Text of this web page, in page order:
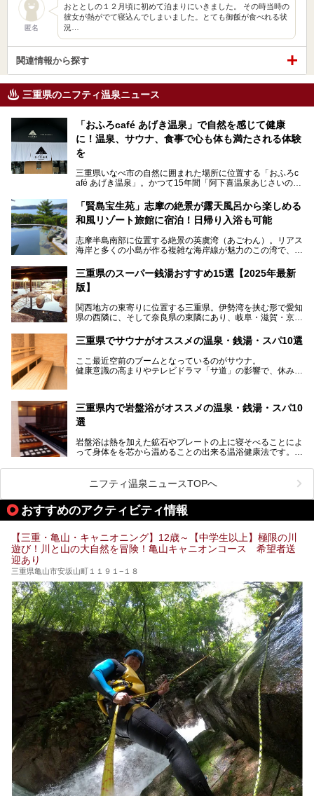
匿名
おととしの１２月頃に初めて泊まりにいきました。 その時当時の
彼女が熱がでて寝込んでしまいました。とても御飯が食べれる状
況…
関連情報から探す
三重県のニフティ温泉ニュース
「おふろcafé あげき温泉」で自然を感じて健康
に！温泉、サウナ、食事で心も体も満たされる体験
を
三重県いなべ市の自然に囲まれた場所に位置する「おふろc
afé あげき温泉」。かつて15年間「阿下喜温泉あじさいの
泊が楽しめる施設として2024年4月に新しく生まれ変わりま
した！
ていた施設……。今回は、地元の方から観光客まで楽しめる
「おふろcafé あげき温泉」をじっくりご紹介していきま
「賢島宝生苑」志摩の絶景が露天風呂から楽しめる
和風リゾート旅館に宿泊！日帰り入浴も可能
志摩半島南部に位置する絶景の英虞湾（あごわん）。リアス
海岸と多くの小島が作る複雑な海岸線が魅力のこの湾で、最
らも英虞湾が一望できる人気の旅館「賢島宝生苑（かしこじ
まほうじょうえん）」をご紹介します。日帰り入浴もできま
すよ！
───
提供元：賢島宝生苑【PR】
三重県のスーパー銭湯おすすめ15選【2025年最新
版】
関西地方の東寄りに位置する三重県。伊勢湾を挟む形で愛知
県の西隣に、そして奈良県の東隣にあり、岐阜・滋賀・京
伊勢神宮を擁する伊勢志摩や、世界遺産に登録された熊野古
道をはじめ、鳥羽水族館、忍者の里・伊賀、鈴鹿サーキッ
ト、松坂牛に伊勢海老……と、観光＆グルメの宝庫です。
東からも西からも訪れやすい三重県には、ハイクオリティな
スーパー銭湯がたくさん！お風呂も食事もコスパもいい、お
三重県でサウナがオススメの温泉・銭湯・スパ10選
ここ最近空前のブームとなっているのがサウナ。
健康意識の高まりやテレビドラマ「サ道」の影響で、休みの
いサウナのある温泉や銭湯、スパをご紹介。
気軽に立ち寄れてリラックス効果の高いサウナで、日頃の疲
れをリフレッシュしませんか？
三重県内で岩盤浴がオススメの温泉・銭湯・スパ10
選
岩盤浴は熱を加えた鉱石やプレートの上に寝そべることによ
って身体をを芯から温めることの出来る温浴健康法です。じ
果だけではなく、代謝が高まり健康や美容にも良い影響が期
待できます。今回はそんな岩盤浴にこだわった、三重県内の
オススメ温泉・銭湯・スパ10ヶ所を紹介させていただきま
す。
ニフティ温泉ニュースTOPへ
おすすめのアクティビティ情報
【三重・亀山・キャニオニング】12歳～【中学生以上】極限の川
遊び！川と山の大自然を冒険！亀山キャニオンコース 希望者送
迎あり
三重県亀山市安坂山町１１９１−１８